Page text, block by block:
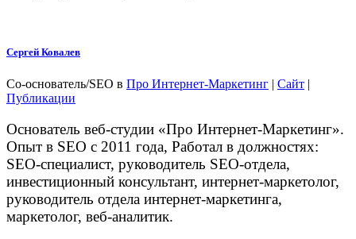
Сергей Ковалев
Со-основатель/SEO в Про Интернет-Маркетинг | Сайт |
Публикации
Основатель веб-студии «Про Интернет-Маркетинг».
Опыт в SEO с 2011 года, Работал в должностях:
SEO-специалист, руководитель SEO-отдела,
инвестиционный консультант, интернет-маркетолог,
руководитель отдела интернет-маркетинга,
маркетолог, веб-аналитик.